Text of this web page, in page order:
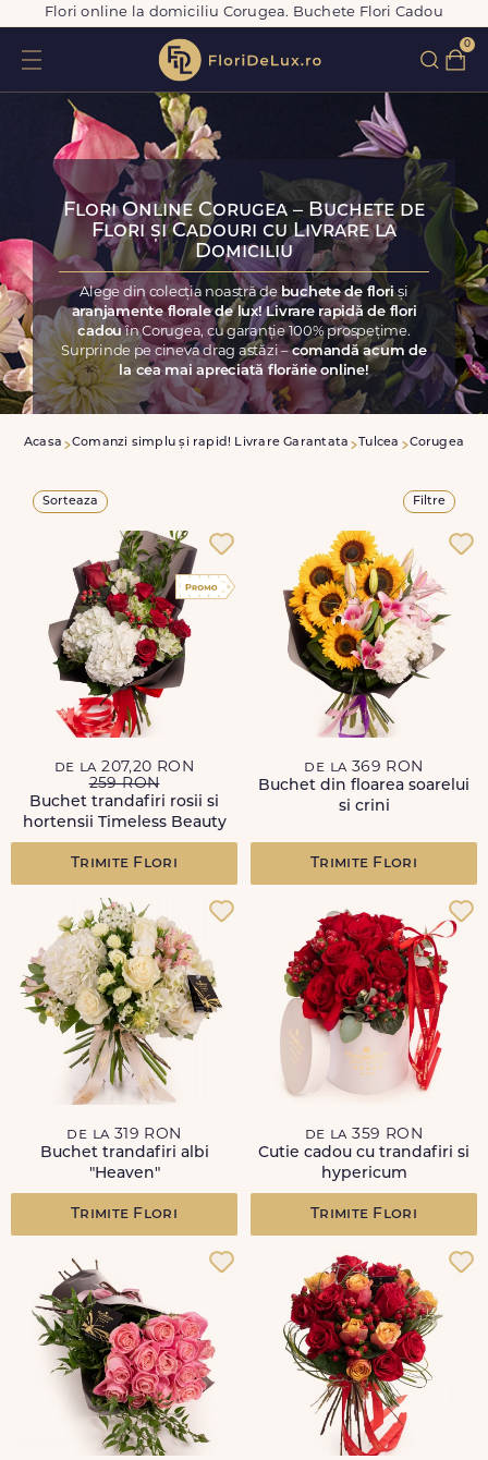
Flori online la domiciliu Corugea. Buchete Flori Cadou
0
Flori Online Corugea – Buchete de
Flori și Cadouri cu Livrare la
Domiciliu
Alege din colecția noastră de buchete de floriși
aranjamente florale de lux! Livrare rapidă de flori
cadouîn Corugea, cu garanție 100% prospețime.
Surprinde pe cineva drag astăzi –comandă acum de
la cea mai apreciată florărie online!
Acasa Comanzi simplu și rapid! Livrare Garantata Tulcea Corugea
Sorteaza Filtre
de la 207,20 RON
259 RON
Buchet trandafiri rosii si
hortensii Timeless Beauty
Trimite Flori
de la 369 RON
Buchet din floarea soarelui
si crini
Trimite Flori
de la 319 RON
Buchet trandafiri albi
"Heaven"
Trimite Flori
de la 359 RON
Cutie cadou cu trandafiri si
hypericum
Trimite Flori